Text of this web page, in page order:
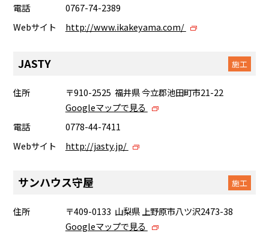
電話
0767-74-2389
Webサイト
http://www.ikakeyama.com/
JASTY 施工
住所
〒910-2525 福井県 今立郡池田町市21-22
Googleマップで見る
電話
0778-44-7411
Webサイト
http://jasty.jp/
サンハウス守屋 施工
住所
〒409-0133 山梨県 上野原市八ツ沢2473-38
Googleマップで見る